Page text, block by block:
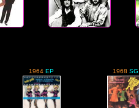
1964 EP 1968SG